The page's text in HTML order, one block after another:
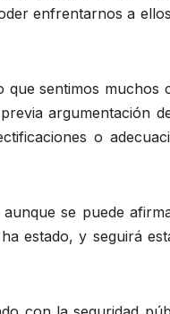
enfrentarnos a
sentimos muchos
argumentación
o
se puede
estado, y seguirá